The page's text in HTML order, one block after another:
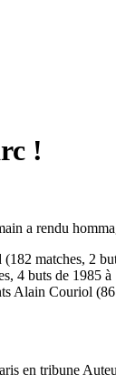
!
a rendu
matches, 2
4 buts de
Alain Couriol
en tribune